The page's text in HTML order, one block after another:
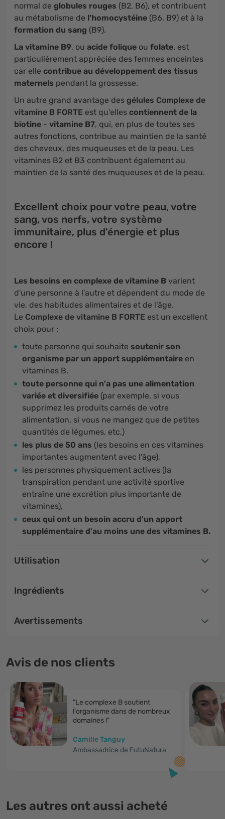
normal de globules rouges (B2, B6), et contribuent
au métabolisme de l'homocystéine (B6, B9) et à la
formation du sang (B9).
La vitamine B9, ou acide folique ou folate, est
particulièrement appréciée des femmes enceintes
car elle contribue au développement des tissus
maternels pendant la grossesse.
Un autre grand avantage des gélules Complexe de
vitamine B FORTE est qu'elles contiennent de la
biotine - vitamine B7, qui, en plus de toutes ses
autres fonctions, contribue au maintien de la santé
des cheveux, des muqueuses et de la peau. Les
vitamines B2 et B3 contribuent également au
maintien de la santé des muqueuses et de la peau.
Excellent choix pour votre peau, votre
sang, vos nerfs, votre système
immunitaire, plus d'énergie et plus
encore !
Les besoins en complexe de vitamine B varient
d'une personne à l'autre et dépendent du mode de
vie, des habitudes alimentaires et de l'âge.
Le Complexe de vitamine B FORTE est un excellent
choix pour :
toute personne qui souhaite soutenir son
organisme par un apport supplémentaire en
vitamines B,
toute personne qui n'a pas une alimentation
variée et diversifiée (par exemple, si vous
supprimez les produits carnés de votre
alimentation, si vous ne mangez que de petites
quantités de légumes, etc,)
les plus de 50 ans (les besoins en ces vitamines
importantes augmentent avec l'âge),
les personnes physiquement actives (la
transpiration pendant une activité sportive
entraîne une excrétion plus importante de
vitamines),
ceux qui ont un besoin accru d'un apport
supplémentaire d'au moins une des vitamines B.
Utilisation
Ingrédients
Avertissements
Avis de nos clients
"Le complexe B soutient
l'organisme dans de nombreux
domaines !"
Camille Tanguy
Ambassadrice de FutuNatura
Les autres ont aussi acheté